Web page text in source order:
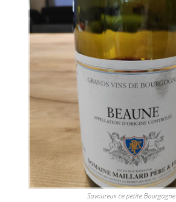
Savoureux ce petite Bourgogne